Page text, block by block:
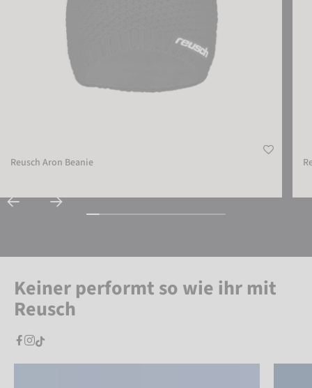
Reusch Aron Beanie
Keiner performt so wie ihr mit
Reusch